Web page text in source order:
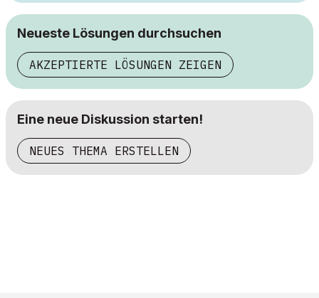
Neueste Lösungen durchsuchen
AKZEPTIERTE LÖSUNGEN ZEIGEN
Eine neue Diskussion starten!
NEUES THEMA ERSTELLEN